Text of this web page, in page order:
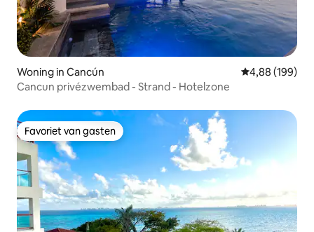
Woning in Cancún Gemiddelde
4,88 (199)
Cancun privézwembad - Strand - Hotelzone
Favoriet van gasten
Favoriet van gasten